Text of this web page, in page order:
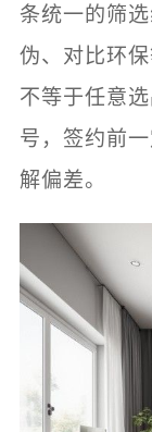
条统一的筛
伪、对比环
不等于任意
号，签约前
解偏差。